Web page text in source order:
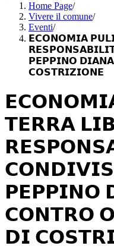
Home Page/
Vivere il comune/
Eventi/
𝗘𝗖𝗢𝗡𝗢𝗠𝗜𝗔
𝗣𝗘𝗣𝗣𝗜𝗡𝗢
𝗖𝗢𝗦𝗧𝗥𝗜𝗭𝗜𝗢𝗡𝗘
𝗧𝗘𝗥𝗥𝗔
𝗣𝗘𝗣𝗣𝗜𝗡𝗢
𝗖𝗢𝗡𝗧𝗥𝗢
𝗗𝗜